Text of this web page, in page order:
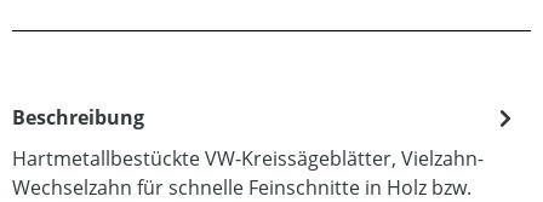
Beschreibung
Hartmetallbestückte VW-Kreissägeblätter, Vielzahn-
Wechselzahn für schnelle Feinschnitte in Holz bzw.